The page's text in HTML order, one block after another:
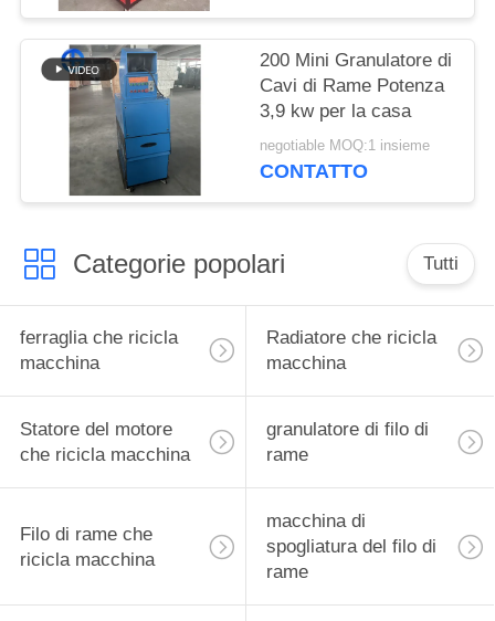
200 Mini Granulatore di
Cavi di Rame Potenza
3,9 kw per la casa
negotiable MOQ:1 insieme
CONTATTO
Categorie popolari Tutti
ferraglia che ricicla
macchina
Radiatore che ricicla
macchina
Statore del motore
che ricicla macchina
granulatore di filo di
rame
Filo di rame che
ricicla macchina
macchina di
spogliatura del filo di
rame